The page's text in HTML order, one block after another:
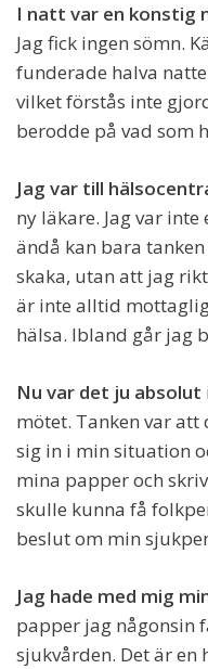
I natt var en konstig
Jag fick ingen sömn.
funderade halva
vilket förstås inte
berodde på vad som
Jag var till
ny läkare. Jag var
ändå kan bara
skaka, utan att jag
är inte alltid
hälsa. Ibland går jag
Nu var det ju absolut
mötet. Tanken var att
sig in i min situation
mina papper och
skulle kunna få
beslut om min
Jag hade med mig
papper jag någonsin
sjukvården. Det är